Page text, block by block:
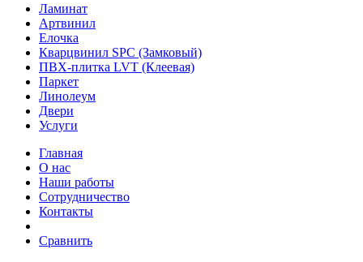
Ламинат
Артвинил
Елочка
Кварцвинил SPC (Замковый)
ПВХ-плитка LVT (Клеевая)
Паркет
Линолеум
Двери
Услуги
Главная
О нас
Наши работы
Сотрудничество
Контакты
Сравнить